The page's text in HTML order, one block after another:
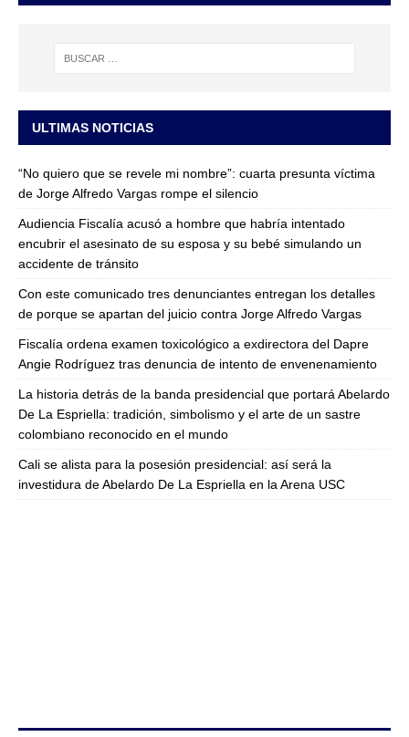
ULTIMAS NOTICIAS
“No quiero que se revele mi nombre”: cuarta presunta víctima
de Jorge Alfredo Vargas rompe el silencio
Audiencia Fiscalía acusó a hombre que habría intentado
encubrir el asesinato de su esposa y su bebé simulando un
accidente de tránsito
Con este comunicado tres denunciantes entregan los detalles
de porque se apartan del juicio contra Jorge Alfredo Vargas
Fiscalía ordena examen toxicológico a exdirectora del Dapre
Angie Rodríguez tras denuncia de intento de envenenamiento
La historia detrás de la banda presidencial que portará Abelardo
De La Espriella: tradición, simbolismo y el arte de un sastre
colombiano reconocido en el mundo
Cali se alista para la posesión presidencial: así será la
investidura de Abelardo De La Espriella en la Arena USC